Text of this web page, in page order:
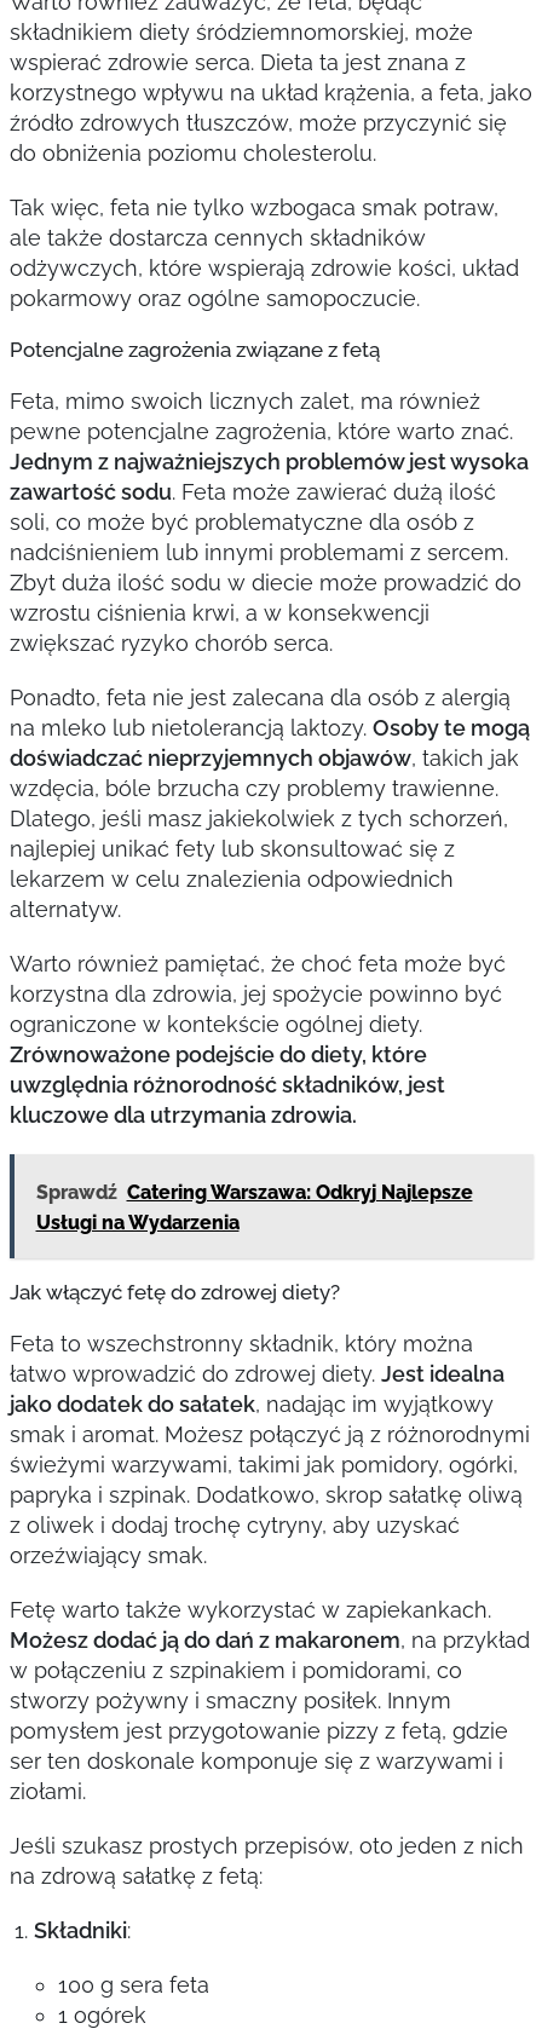
składnikiem diety śródziemnomorskiej, może
wspierać zdrowie serca. Dieta ta jest znana z
korzystnego wpływu na układ krążenia, a feta, jako
źródło zdrowych tłuszczów, może przyczynić się
do obniżenia poziomu cholesterolu.
Tak więc, feta nie tylko wzbogaca smak potraw,
ale także dostarcza cennych składników
odżywczych, które wspierają zdrowie kości, układ
pokarmowy oraz ogólne samopoczucie.
Potencjalne zagrożenia związane z fetą
Feta, mimo swoich licznych zalet, ma również
pewne potencjalne zagrożenia, które warto znać.
Jednym z najważniejszych problemów jest wysoka
zawartość sodu. Feta może zawierać dużą ilość
soli, co może być problematyczne dla osób z
nadciśnieniem lub innymi problemami z sercem.
Zbyt duża ilość sodu w diecie może prowadzić do
wzrostu ciśnienia krwi, a w konsekwencji
zwiększać ryzyko chorób serca.
Ponadto, feta nie jest zalecana dla osób z alergią
na mleko lub nietolerancją laktozy. Osoby te mogą
doświadczać nieprzyjemnych objawów, takich jak
wzdęcia, bóle brzucha czy problemy trawienne.
Dlatego, jeśli masz jakiekolwiek z tych schorzeń,
najlepiej unikać fety lub skonsultować się z
lekarzem w celu znalezienia odpowiednich
alternatyw.
Warto również pamiętać, że choć feta może być
korzystna dla zdrowia, jej spożycie powinno być
ograniczone w kontekście ogólnej diety.
Zrównoważone podejście do diety, które
uwzględnia różnorodność składników, jest
kluczowe dla utrzymania zdrowia.
Sprawdź Catering Warszawa: Odkryj Najlepsze
Usługi na Wydarzenia
Jak włączyć fetę do zdrowej diety?
Feta to wszechstronny składnik, który można
łatwo wprowadzić do zdrowej diety. Jest idealna
jako dodatek do sałatek, nadając im wyjątkowy
smak i aromat. Możesz połączyć ją z różnorodnymi
świeżymi warzywami, takimi jak pomidory, ogórki,
papryka i szpinak. Dodatkowo, skrop sałatkę oliwą
z oliwek i dodaj trochę cytryny, aby uzyskać
orzeźwiający smak.
Fetę warto także wykorzystać w zapiekankach.
Możesz dodać ją do dań z makaronem, na przykład
w połączeniu z szpinakiem i pomidorami, co
stworzy pożywny i smaczny posiłek. Innym
pomysłem jest przygotowanie pizzy z fetą, gdzie
ser ten doskonale komponuje się z warzywami i
ziołami.
Jeśli szukasz prostych przepisów, oto jeden z nich
na zdrową sałatkę z fetą:
Składniki:
100 g sera feta
1 ogórek